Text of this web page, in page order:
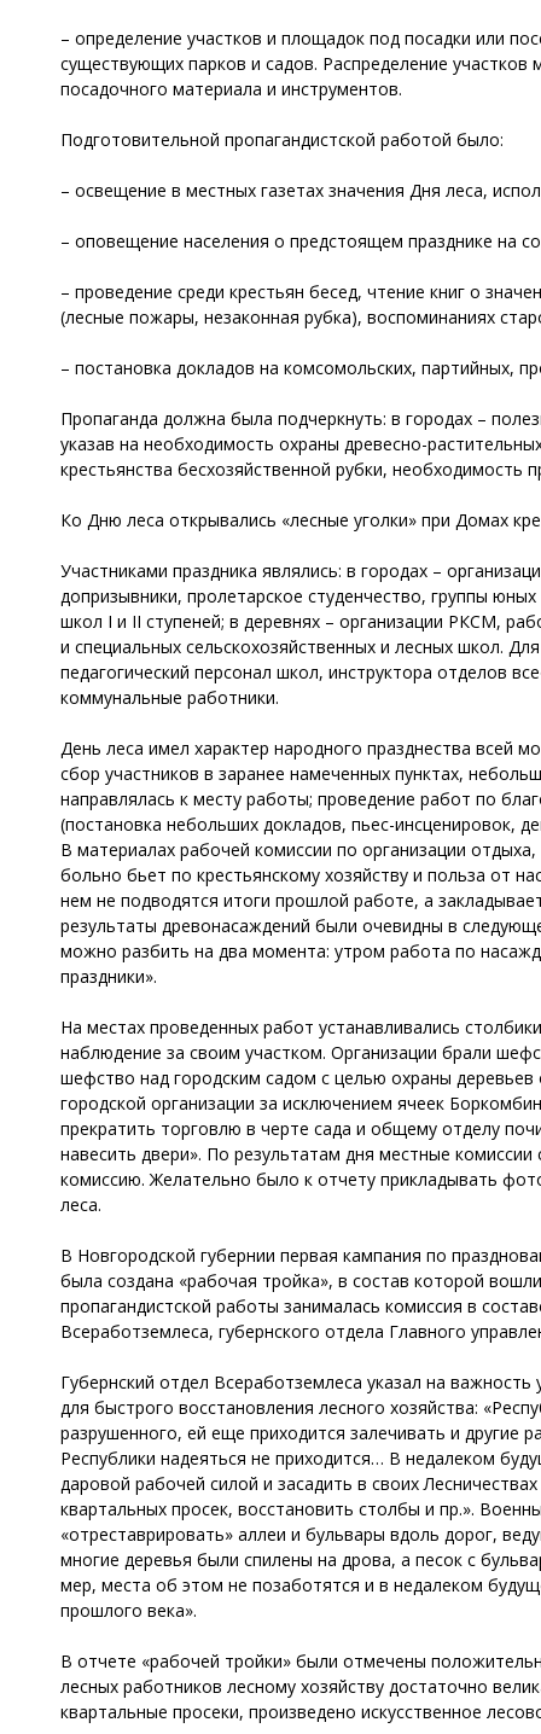
– определение участков и площадок под посадки или
существующих парков и садов. Распределение
посадочного материала и инструментов.
Подготовительной пропагандистской работой было:
– освещение в местных газетах значения Дня леса,
– оповещение населения о предстоящем празднике на
– проведение среди крестьян бесед, чтение книг о
(лесные пожары, незаконная рубка), воспоминаниях
– постановка докладов на комсомольских, партийных,
Пропаганда должна была подчеркнуть: в городах –
указав на необходимость охраны древесно-
крестьянства бесхозяйственной рубки, необходимость
Ко Дню леса открывались «лесные уголки» при Домах
Участниками праздника являлись: в городах –
допризывники, пролетарское студенчество, группы
школ I и II ступеней; в деревнях – организации РКСМ,
и специальных сельскохозяйственных и лесных школ.
педагогический персонал школ, инструктора отделов
коммунальные работники.
День леса имел характер народного празднества всей
сбор участников в заранее намеченных пунктах,
направлялась к месту работы; проведение работ по
(постановка небольших докладов, пьес-инсценировок,
В материалах рабочей комиссии по организации
больно бьет по крестьянскому хозяйству и польза от
нем не подводятся итоги прошлой работе, а
результаты древонасаждений были очевидны в
можно разбить на два момента: утром работа по
праздники».
На местах проведенных работ устанавливались
наблюдение за своим участком. Организации брали
шефство над городским садом с целью охраны
городской организации за исключением ячеек
прекратить торговлю в черте сада и общему отделу
навесить двери». По результатам дня местные
комиссию. Желательно было к отчету прикладывать
леса.
В Новгородской губернии первая кампания по
была создана «рабочая тройка», в состав которой
пропагандистской работы занималась комиссия в
Всеработземлеса, губернского отдела Главного
Губернский отдел Всеработземлеса указал на важность
для быстрого восстановления лесного хозяйства:
разрушенного, ей еще приходится залечивать и
Республики надеяться не приходится… В недалеком
даровой рабочей силой и засадить в своих
квартальных просек, восстановить столбы и пр.».
«отреставрировать» аллеи и бульвары вдоль дорог,
многие деревья были спилены на дрова, а песок с
мер, места об этом не позаботятся и в недалеком
прошлого века».
В отчете «рабочей тройки» были отмечены
лесных работников лесному хозяйству достаточно
квартальные просеки, произведено искусственное